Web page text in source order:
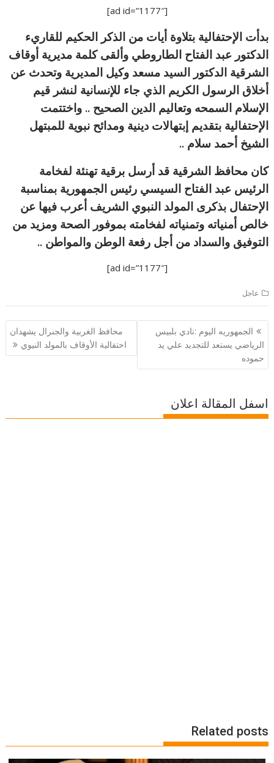
[ad id=”1177″]
بدأت الإحتفالية بتلاوة أيات من الذكر الحكيم للقاريء
الدكتور عبد الفتاح الطاروطي وألقى كلمة مديرية أوقاف
الشرقية الدكتور السيد مسعد وكيل المديرية وتحدث عن
أخلاق الرسول الكريم الذي جاء للإنسانية لنشر قيم
الإسلام السمحه وتعاليم الدين الصحيح .. واختتمت
الإحتفالية بتقديم إبتهالات دينية ومدائح نبوية للمبتهل
الشيخ أحمد سلام ..
كان محافظ الشرقية قد أرسل برقية تهنئة لفخامة
الرئيس عبد الفتاح السيسي رئيس الجمهورية بمناسبة
الإحتفال بذكرى المولد النبوي الشريف أعرب فيها عن
خالص أمنياته وتمنياته لفخامته بموفور الصحة ومزيد من
التوفيق والسداد من أجل رفعة الوطن والمواطن ..
[ad id=”1177″]
عاجل
تصفّح
المقالات
الجمهوريه اليوم :نادي بلبيس
الرياضي يستعد للتجديد علي يد
حموده
محافظ الغربية والجنرال يشهدان
احتفالية الأوقاف بالمولد النيوي
اسفل المقالة اعلان
Related posts